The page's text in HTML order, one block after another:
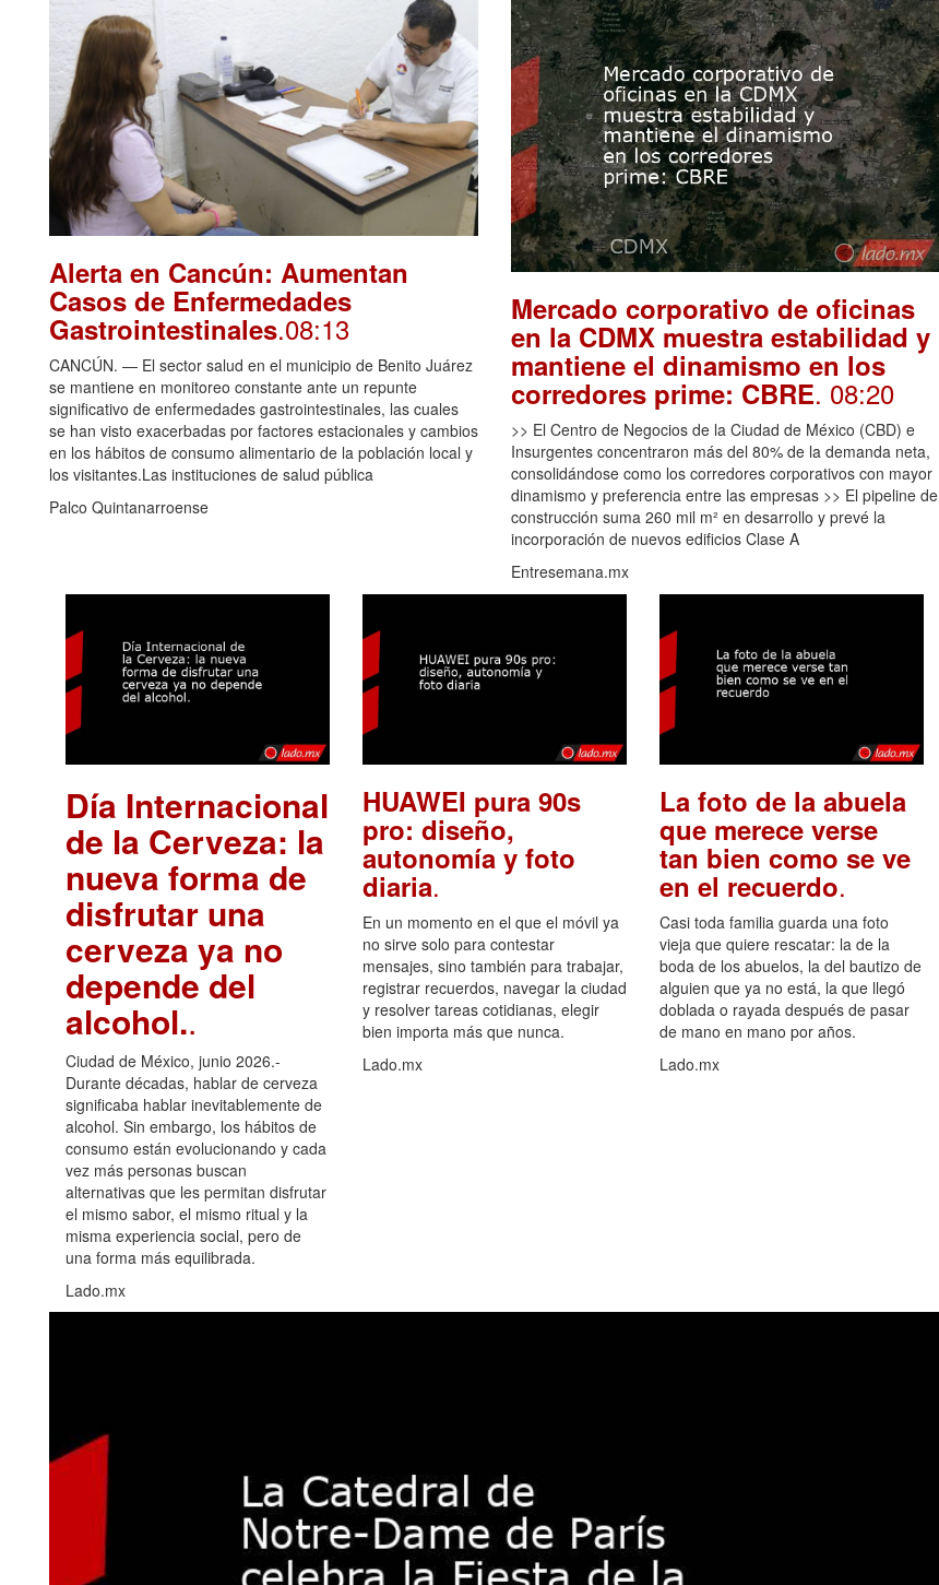
Alerta en Cancún: Aumentan
Casos de Enfermedades
Gastrointestinales.08:13
CANCÚN. — El sector salud en el municipio de Benito Juárez
se mantiene en monitoreo constante ante un repunte
significativo de enfermedades gastrointestinales, las cuales
se han visto exacerbadas por factores estacionales y cambios
en los hábitos de consumo alimentario de la población local y
los visitantes.Las instituciones de salud pública
Palco Quintanarroense
Mercado corporativo de oficinas
en la CDMX muestra estabilidad y
mantiene el dinamismo en los
corredores prime: CBRE. 08:20
>> El Centro de Negocios de la Ciudad de México (CBD) e
Insurgentes concentraron más del 80% de la demanda neta,
consolidándose como los corredores corporativos con mayor
dinamismo y preferencia entre las empresas >> El pipeline de
construcción suma 260 mil m² en desarrollo y prevé la
incorporación de nuevos edificios Clase A
Entresemana.mx
Día Internacional
de la Cerveza: la
nueva forma de
disfrutar una
cerveza ya no
depende del
alcohol..
Ciudad de México, junio 2026.-
Durante décadas, hablar de cerveza
significaba hablar inevitablemente de
alcohol. Sin embargo, los hábitos de
consumo están evolucionando y cada
vez más personas buscan
alternativas que les permitan disfrutar
el mismo sabor, el mismo ritual y la
misma experiencia social, pero de
una forma más equilibrada.
Lado.mx
HUAWEI pura 90s
pro: diseño,
autonomía y foto
diaria.
En un momento en el que el móvil ya
no sirve solo para contestar
mensajes, sino también para trabajar,
registrar recuerdos, navegar la ciudad
y resolver tareas cotidianas, elegir
bien importa más que nunca.
Lado.mx
La foto de la abuela
que merece verse
tan bien como se ve
en el recuerdo.
Casi toda familia guarda una foto
vieja que quiere rescatar: la de la
boda de los abuelos, la del bautizo de
alguien que ya no está, la que llegó
doblada o rayada después de pasar
de mano en mano por años.
Lado.mx